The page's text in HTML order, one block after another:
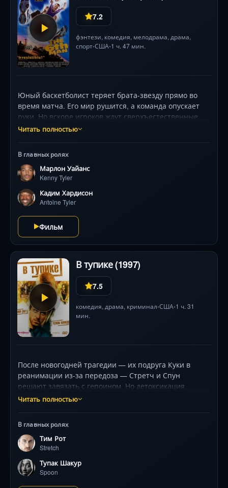
7.2
фэнтези, комедия, мелодрама, драма,
спорт•США•1 ч. 47 мин.
Юный баскетболист теряет брата-звезду прямо во
время матча. Его мир рушится, а команда опускает
руки. Но вскоре игроков ждут сверхъестественные
сюрпризы: мячи летят сами, а соперники
пройти к чемпионству. Однако чудесное
вмешательство ставит перед ним мучительный
выбор: победа любой ценой или честная игра.
Марлон Уэйанс и Кадим Хардисон создают
трогательный дуэт в истории о любви, преодолении
балансирует между комедией, мистикой и драмой,
держа зрителя в напряжении до финальной сирены.
Читать полностью
В главных ролях
Марлон Уайанс
Kenny Tyler
Кадим Хардисон
Antoine Tyler
Фильм
В тупике (1997)
7.5
комедия,драма, криминал•США•1 ч. 31
мин.
После новогодней трагедии — их подруга Куки в
реанимации из-за передоза — Стретч и Спун
решают завязать с героином. Но детоксикация
превращается в адскую полосу препятствий:
наркодилеры, а полиция видит в них лишь
преступников. Тим Рот и Тупак Шакур создают дуэт,
полный горького юмора и отчаяния, в этом вихре
абсурда и погонь. Режиссёр Вонди Кёртис-Холл,
переживший подобный опыт, снял пронзительную
Читать полностью
В главных ролях
Тим Рот
Stretch
Тупак Шакур
Spoon